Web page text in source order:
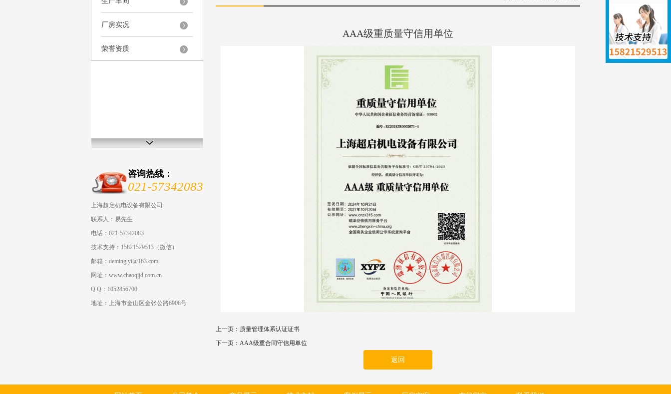
厂房实况
荣誉资质
咨询热线：
021-57342083
上海超启机电设备有限公司
联系人：易先生
电话：021-57342083
技术支持：15821529513（微信）
邮箱：deming.yi@163.com
网址：www.chaoqijd.com.cn
Q Q：1052856700
地址：上海市金山区金张公路6908号
AAA级重质量守信用单位
上一页： 质量管理体系认证证书
下一页： AAA级重合同守信用单位
返回